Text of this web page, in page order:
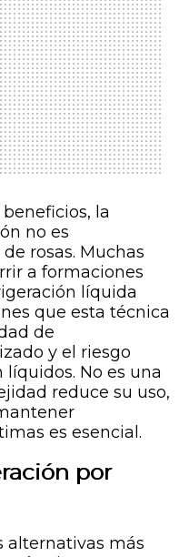
la
no es
rosas. Muchas
a formaciones
líquida
que esta técnica
de
y el riesgo
No es una
reduce su uso,
es esencial.
por
alternativas más